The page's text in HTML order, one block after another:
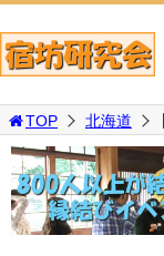
TOP 北海道